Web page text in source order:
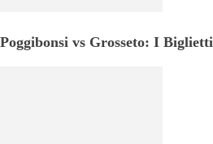
Poggibonsi vs Grosseto: I Biglietti